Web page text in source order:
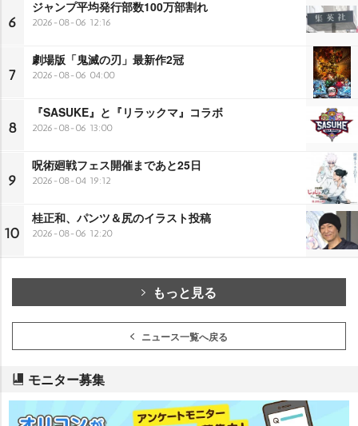
6
ジャンプ平均発行部数100万部割れ
2026-08-06 12:16
7
劇場版「鬼滅の刃」最新作2冠
2026-08-06 04:00
8
『SASUKE』と『リラックマ』コラボ
2026-08-06 13:00
9
呪術廻戦フェス開催まであと25日
2026-08-04 19:12
10
桂正和、パンツ＆尻のイラスト投稿
2026-08-06 12:20
もっと見る
ニュース一覧へ戻る
モニター募集